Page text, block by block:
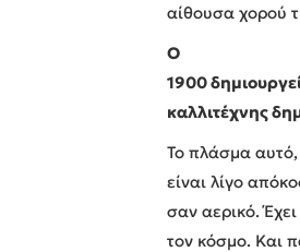
αίθουσα χορού
Ο
1900
καλλιτέχνης
Το πλάσμα
είναι λίγο
σαν αερικό.
τον κόσμο. Και